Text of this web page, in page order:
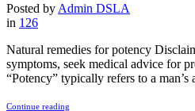
Posted by Admin DSLA
in 126
Natural remedies for potency
symptoms, seek medical advice for
“Potency” typically refers to a
Continue reading